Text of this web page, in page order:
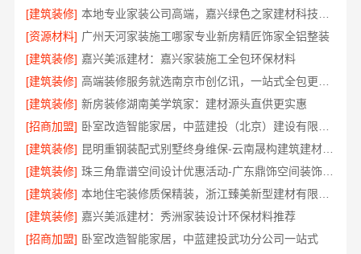
[建筑装修]
[资源材料] 广州天河家装施工哪家专业新房精匠饰家全铝整装
[建筑装修] 嘉兴美派建材：嘉兴家装施工全包环保材料
[建筑装修]
[建筑装修] 新房装修湖南美学筑家：建材源头直供更实惠
[招商加盟]
[建筑装修]
昆明重钢装配式别墅终身维保-云南晟构建筑建材有限公司
[建筑装修]
珠三角靠谱空间设计优惠活动-广东鼎饰空间装饰工程有限公司
[建筑装修]
[建筑装修] 嘉兴美派建材：秀洲家装设计环保材料推荐
[招商加盟] 卧室改造智能家居，中蓝建投武功分公司一站式